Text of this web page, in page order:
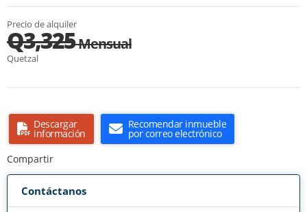
Precio de alquiler
Q3,325Mensual
Quetzal
Descargar
información
Recomendar inmueble
por correo electrónico
Compartir
Contáctanos